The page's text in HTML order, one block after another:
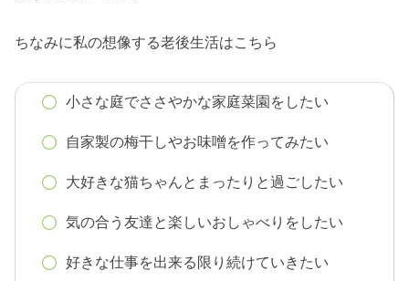
ちなみに私の想像する老後生活はこちら
小さな庭でささやかな家庭菜園をしたい
自家製の梅干しやお味噌を作ってみたい
大好きな猫ちゃんとまったりと過ごしたい
気の合う友達と楽しいおしゃべりをしたい
好きな仕事を出来る限り続けていきたい